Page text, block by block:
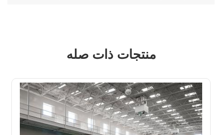
منتجات ذات صله